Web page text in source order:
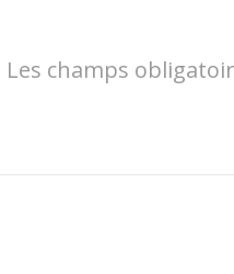
Les champs